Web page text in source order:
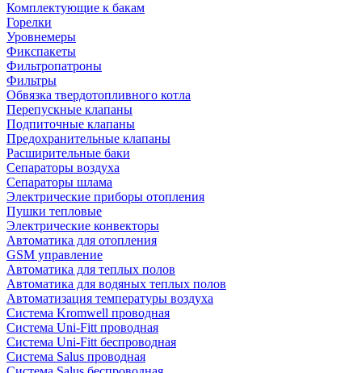
Комплектующие к бакам
Горелки
Уровнемеры
Фикспакеты
Фильтропатроны
Фильтры
Обвязка твердотопливного котла
Перепускные клапаны
Подпиточные клапаны
Предохранительные клапаны
Расширительные баки
Сепараторы воздуха
Сепараторы шлама
Электрические приборы отопления
Пушки тепловые
Электрические конвекторы
Автоматика для отопления
GSM управление
Автоматика для теплых полов
Автоматика для водяных теплых полов
Автоматизация температуры воздуха
Система Kromwell проводная
Система Uni-Fitt проводная
Система Uni-Fitt беспроводная
Система Salus проводная